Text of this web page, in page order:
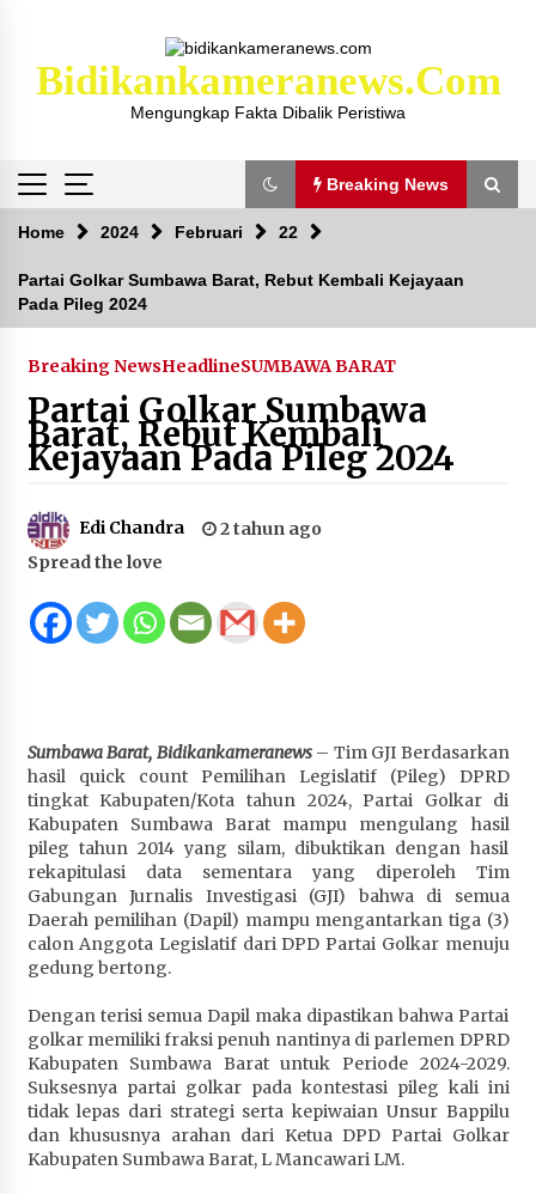
Bidikankameranews.com
Mengungkap Fakta Dibalik Peristiwa
Breaking News
Breaking News
Kejaksaan KSB Mulai Lidik Mafia Tanah Desa
Sekongkang Bawah
2 tahun ago
Laporan Dugaan Pencabulan di Desa Sepayung
Kec. Plampang, Polres Sumbawa Pastikan
Proses Penyelidikan Berjalan Maksimal
Anggota Satlantas Polres Sumbawa, Briptu
Juanda, Edukasi Masyarakat dalam Mengurus
1 bulan ago
Bupati H. Jarot : Demi Keberlanjutan Pelayanan,
Perumdam Batulanteh Akan Lakukan
Penyesuaian Tarif Air Minum
1 bulan ago
Prestasi Nasional, Polwan Polres Sumbawa
Bripda Vanesa Aprilia Renyaan, Sabet Juara II
Taekwondo Kapolri Cup ke-7
Sekretaris Bapperida, Dwi Rahayu, ST,. MM,.
Pimpin Rakor Aksi Konvergensi Percepatan
Penurunan Stunting di Sumbawa
1 bulan ago
Wabup Ansori Apresiasi Rekomendasi dan
Home 2024 Februari 22
Partai Golkar Sumbawa Barat, Rebut Kembali Kejayaan
Pada Pileg 2024
Breaking NewsHeadlineSUMBAWA BARAT
Partai Golkar Sumbawa
Barat, Rebut Kembali
Kejayaan Pada Pileg 2024
Edi Chandra
2 tahun ago
Spread the love
Sumbawa Barat, Bidikankameranews– Tim GJI Berdasarkan
hasil quick count Pemilihan Legislatif (Pileg) DPRD
tingkat Kabupaten/Kota tahun 2024, Partai Golkar di
Kabupaten Sumbawa Barat mampu mengulang hasil
pileg tahun 2014 yang silam, dibuktikan dengan hasil
rekapitulasi data sementara yang diperoleh Tim
Gabungan Jurnalis Investigasi (GJI) bahwa di semua
Daerah pemilihan (Dapil) mampu mengantarkan tiga (3)
calon Anggota Legislatif dari DPD Partai Golkar menuju
gedung bertong.
Dengan terisi semua Dapil maka dipastikan bahwa Partai
golkar memiliki fraksi penuh nantinya di parlemen DPRD
Kabupaten Sumbawa Barat untuk Periode 2024-2029.
Suksesnya partai golkar pada kontestasi pileg kali ini
tidak lepas dari strategi serta kepiwaian Unsur Bappilu
dan khususnya arahan dari Ketua DPD Partai Golkar
Kabupaten Sumbawa Barat, L Mancawari LM.